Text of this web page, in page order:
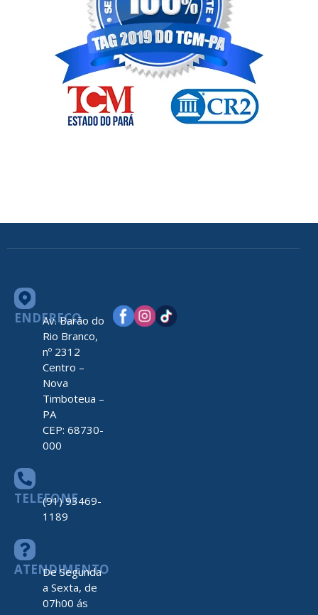
ENDEREÇO
Av. Barão do
Rio Branco,
nº 2312
Centro –
Nova
Timboteua –
PA
CEP: 68730-
000
TELEFONE
(91) 93469-
1189
ATENDIMENTO
De Segunda
a Sexta, de
07h00 ás